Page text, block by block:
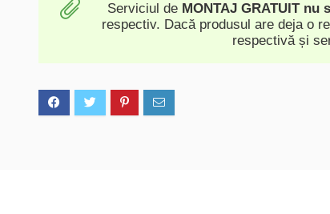
Serviciul de MONTAJ GRATUIT nu
respectiv. Dacă produsul are deja o
respectivă și